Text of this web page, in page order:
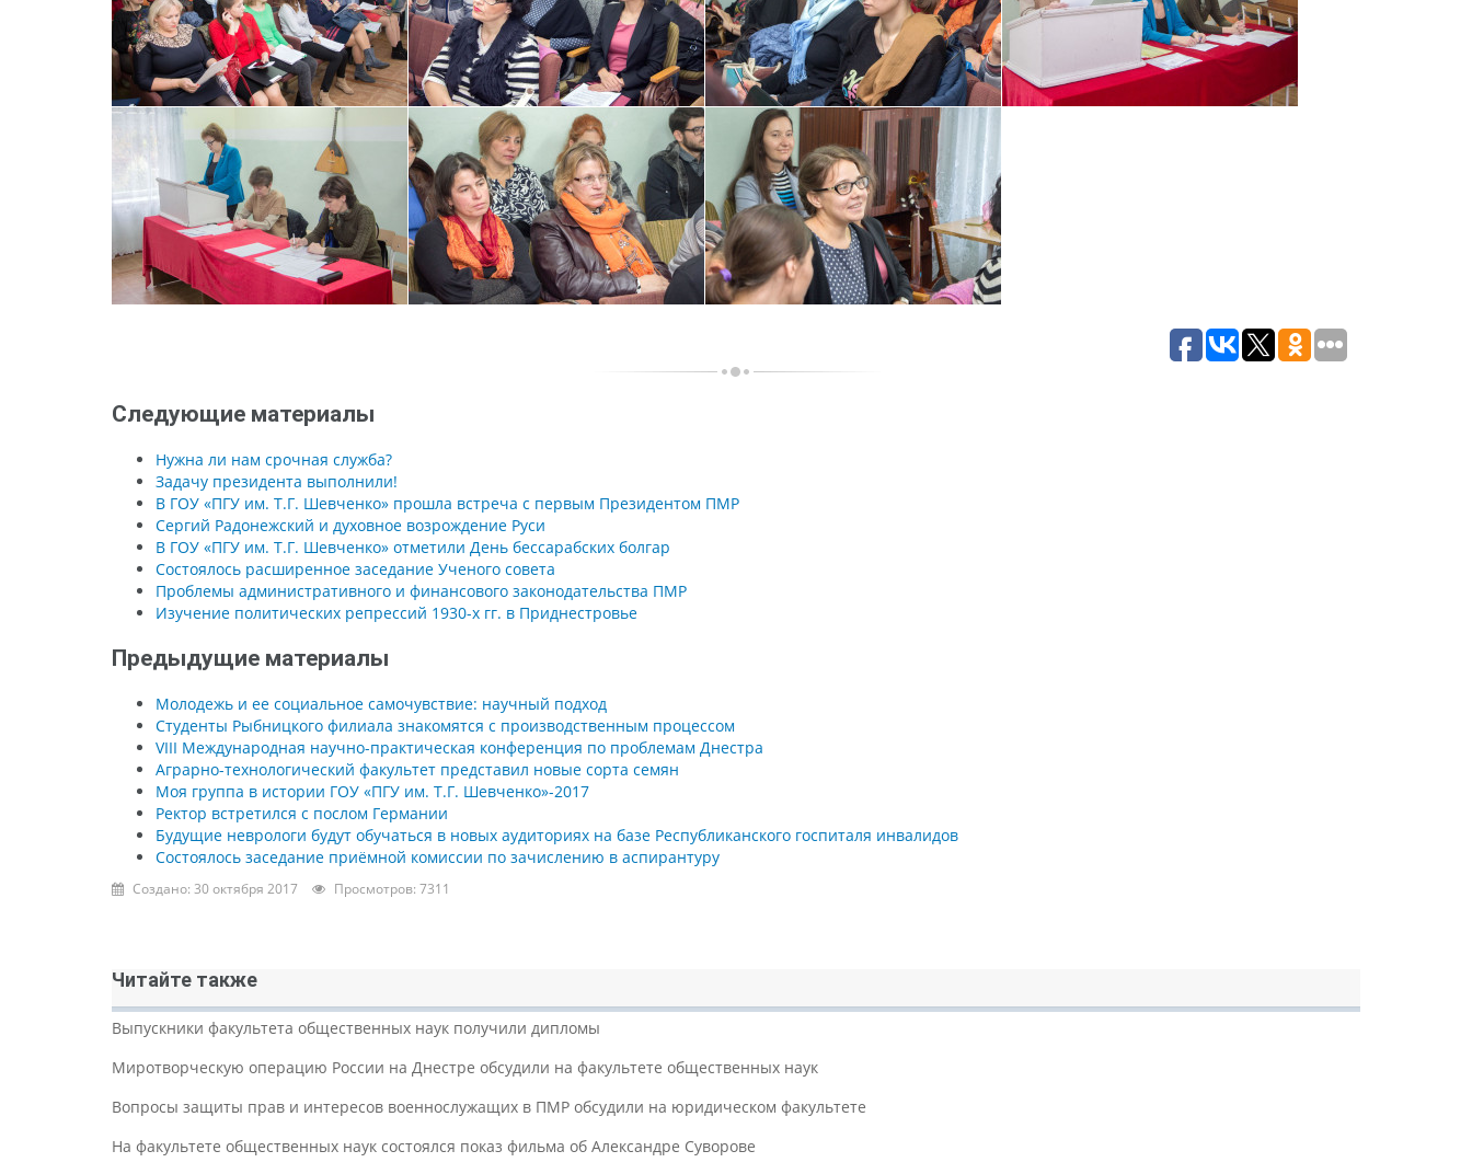
Следующие материалы
Нужна ли нам срочная служба?
Задачу президента выполнили!
В ГОУ «ПГУ им. Т.Г. Шевченко» прошла встреча с первым Президентом ПМР
Сергий Радонежский и духовное возрождение Руси
В ГОУ «ПГУ им. Т.Г. Шевченко» отметили День бессарабских болгар
Состоялось расширенное заседание Ученого совета
Проблемы административного и финансового законодательства ПМР
Изучение политических репрессий 1930-х гг. в Приднестровье
Предыдущие материалы
Молодежь и ее социальное самочувствие: научный подход
Студенты Рыбницкого филиала знакомятся с производственным процессом
VIII Международная научно-практическая конференция по проблемам Днестра
Аграрно-технологический факультет представил новые сорта семян
Моя группа в истории ГОУ «ПГУ им. Т.Г. Шевченко»-2017
Ректор встретился с послом Германии
Будущие неврологи будут обучаться в новых аудиториях на базе Республиканского госпиталя инвалидов
Состоялось заседание приёмной комиссии по зачислению в аспирантуру
Создано: 30 октября 2017 Просмотров: 7311
Читайте также
Выпускники факультета общественных наук получили дипломы
Миротворческую операцию России на Днестре обсудили на факультете общественных наук
Вопросы защиты прав и интересов военнослужащих в ПМР обсудили на юридическом факультете
На факультете общественных наук состоялся показ фильма об Александре Суворове